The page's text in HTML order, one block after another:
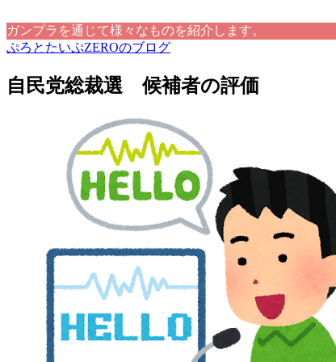
ガンプラを通じて様々なものを紹介します。
ぷろとたいぷZEROのブログ
自民党総裁選 候補者の評価